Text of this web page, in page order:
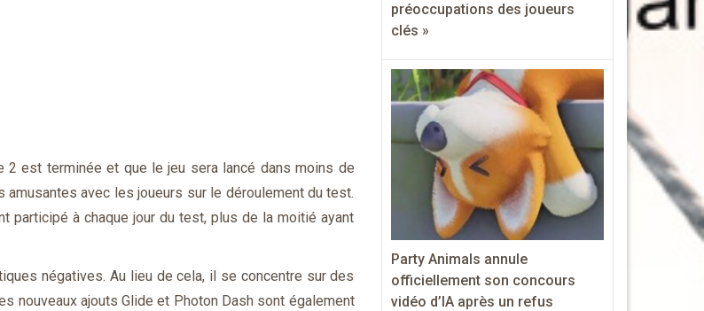
2 est terminée et que le jeu sera lancé dans moins de
avec les joueurs sur le déroulement du test.
participé à chaque jour du test, plus de la moitié ayant
négatives. Au lieu de cela, il se concentre sur des
nouveaux ajouts Glide et Photon Dash sont également
préoccupations des joueurs
clés »
Party Animals annule
officiellement son concours
vidéo d’IA après un refus